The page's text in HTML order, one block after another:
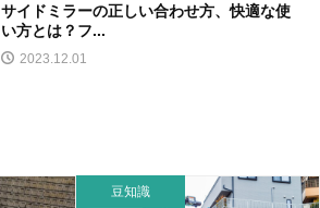
サイドミラーの正しい合わせ方、快適な使
い方とは？フ...
2023.12.01
豆知識